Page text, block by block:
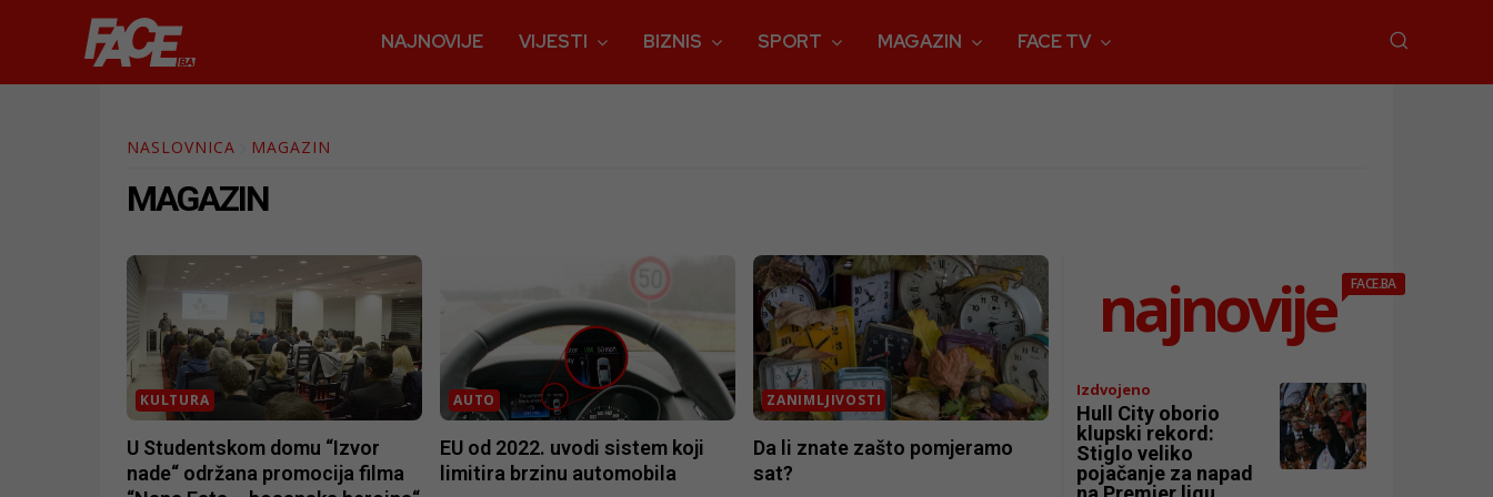
NAJNOVIJE VIJESTI BIZNIS SPORT MAGAZIN FACE TV
NASLOVNICA MAGAZIN
MAGAZIN
KULTURA
U Studentskom domu “Izvor
nade“ održana promocija filma
AUTO
EU od 2022. uvodi sistem koji
limitira brzinu automobila
ZANIMLJIVOSTI
Da li znate zašto pomjeramo
sat?
najnovije FACE.BA
Izdvojeno
Hull City oborio
klupski rekord:
Stiglo veliko
pojačanje za napad